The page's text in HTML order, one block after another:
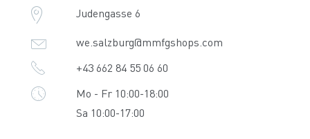
Judengasse 6
we.salzburg@mmfgshops.com
+43 662 84 55 06 60
Mo - Fr 10:00-18:00
Sa 10:00-17:00